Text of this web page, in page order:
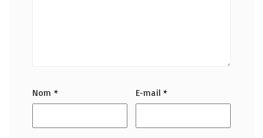
Nom * E-mail*